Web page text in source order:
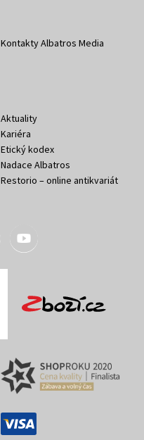
Kontakty Albatros Media
Aktuality
Kariéra
Etický kodex
Nadace Albatros
Restorio – online antikvariát